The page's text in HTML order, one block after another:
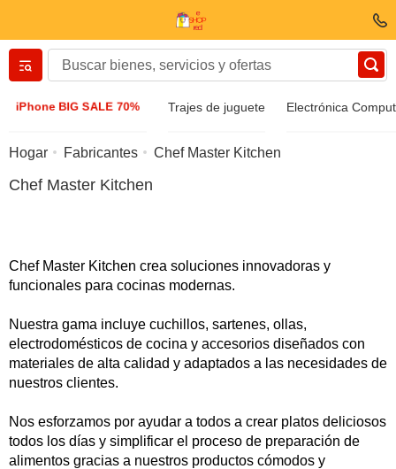
iPhone BIG SALE 70% Trajes de juguete Electrónica
Вернуться назад
Accesorios
Bizuteria
Reloj de pulsera
Hogar Fabricantes Chef Master Kitchen
Chef Master Kitchen
Chef Master Kitchen crea soluciones innovadoras y
funcionales para cocinas modernas.
Nuestra gama incluye cuchillos, sartenes, ollas,
electrodomésticos de cocina y accesorios diseñados con
materiales de alta calidad y adaptados a las necesidades de
nuestros clientes.
Nos esforzamos por ayudar a todos a crear platos deliciosos
todos los días y simplificar el proceso de preparación de
alimentos gracias a nuestros productos cómodos y